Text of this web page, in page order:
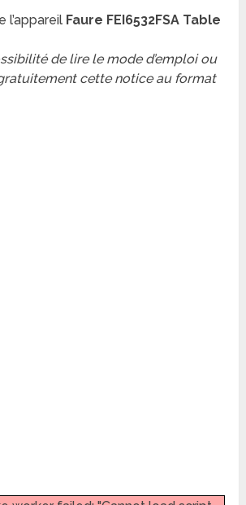
l’appareil Faure FEI6532FSA Table
de lire le mode d’emploi ou
cette notice au format